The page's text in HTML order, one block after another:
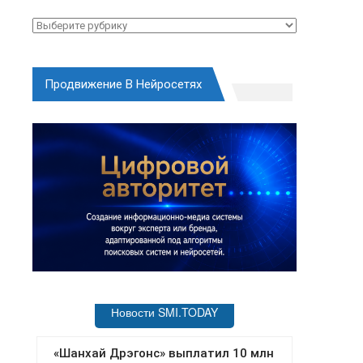
Рубрики
Продвижение В Нейросетях